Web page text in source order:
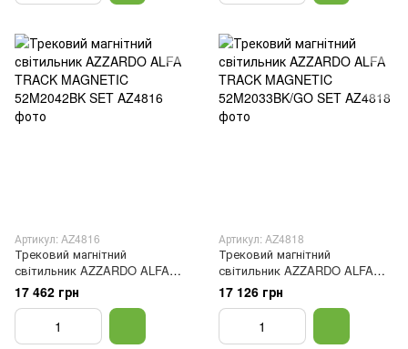
Артикул: AZ4816
Трековий магнітний
світильник AZZARDO ALFA
TRACK MAGNETIC 52M2042BK
SET
17 462 грн
Артикул: AZ4818
Трековий магнітний
світильник AZZARDO ALFA
TRACK MAGNETIC
52M2033BK/GO SET
17 126 грн